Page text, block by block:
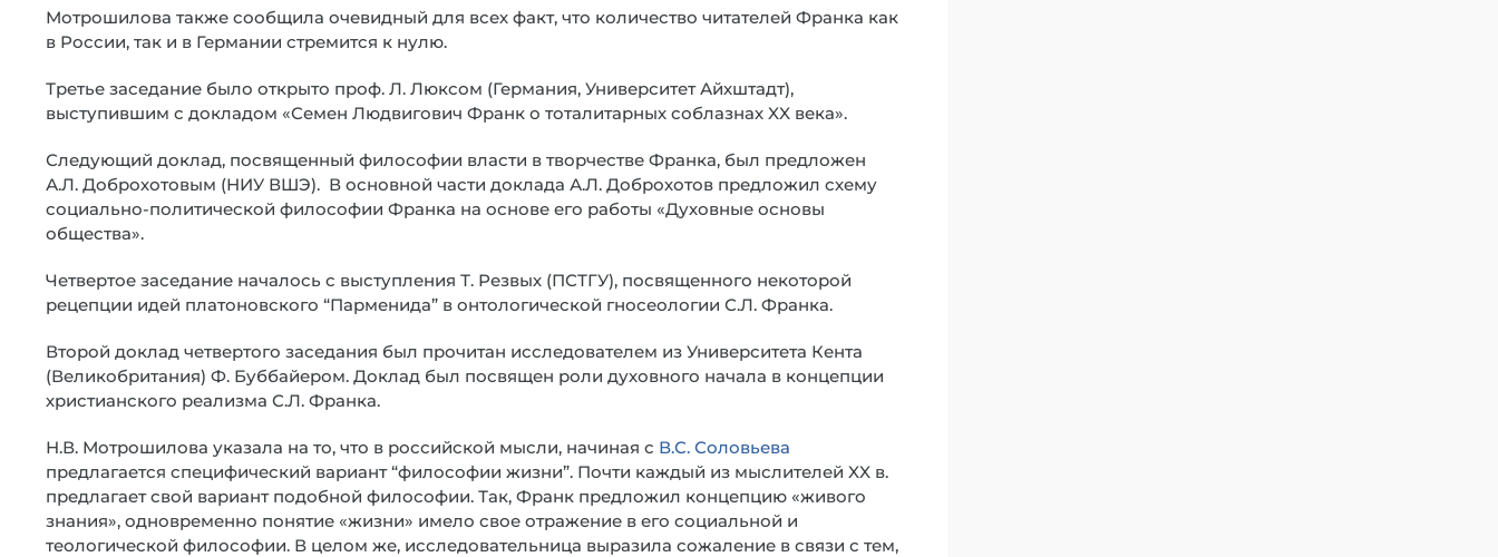
Мотрошилова также сообщила очевидный для всех факт, что количество читателей Франка как
в России, так и в Германии стремится к нулю.
Третье заседание было открыто проф. Л. Люксом (Германия, Университет Айхштадт),
выступившим с докладом «Семен Людвигович Франк о тоталитарных соблазнах XX века».
Следующий доклад, посвященный философии власти в творчестве Франка, был предложен
А.Л. Доброхотовым (НИУ ВШЭ). В основной части доклада А.Л. Доброхотов предложил схему
социально-политической философии Франка на основе его работы «Духовные основы
общества».
Четвертое заседание началось с выступления Т. Резвых (ПСТГУ), посвященного некоторой
рецепции идей платоновского “Парменида” в онтологической гносеологии С.Л. Франка.
Второй доклад четвертого заседания был прочитан исследователем из Университета Кента
(Великобритания) Ф. Буббайером. Доклад был посвящен роли духовного начала в концепции
христианского реализма С.Л. Франка.
Н.В. Мотрошилова указала на то, что в российской мысли, начиная с В.С. Соловьева
предлагается специфический вариант “философии жизни”. Почти каждый из мыслителей XX в.
предлагает свой вариант подобной философии. Так, Франк предложил концепцию «живого
знания», одновременно понятие «жизни» имело свое отражение в его социальной и
теологической философии. В целом же, исследовательница выразила сожаление в связи с тем,